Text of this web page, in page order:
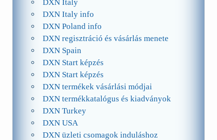
DXN Italy
DXN Italy info
DXN Poland info
DXN regisztráció és vásárlás menete
DXN Spain
DXN Start képzés
DXN Start képzés
DXN termékek vásárlási módjai
DXN termékkatalógus és kiadványok
DXN Turkey
DXN USA
DXN üzleti csomagok induláshoz